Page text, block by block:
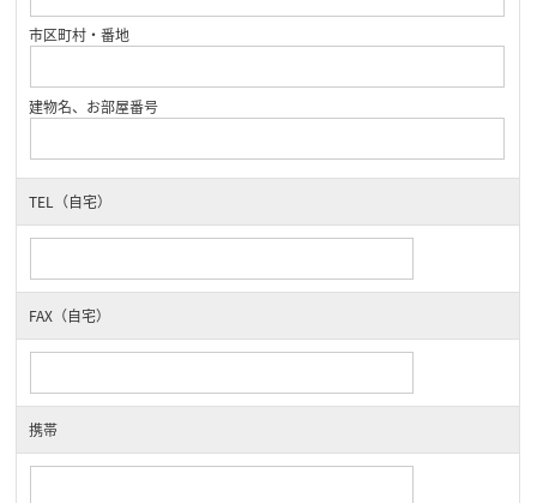
市区町村・番地
建物名、お部屋番号
TEL（自宅）
FAX（自宅）
携帯